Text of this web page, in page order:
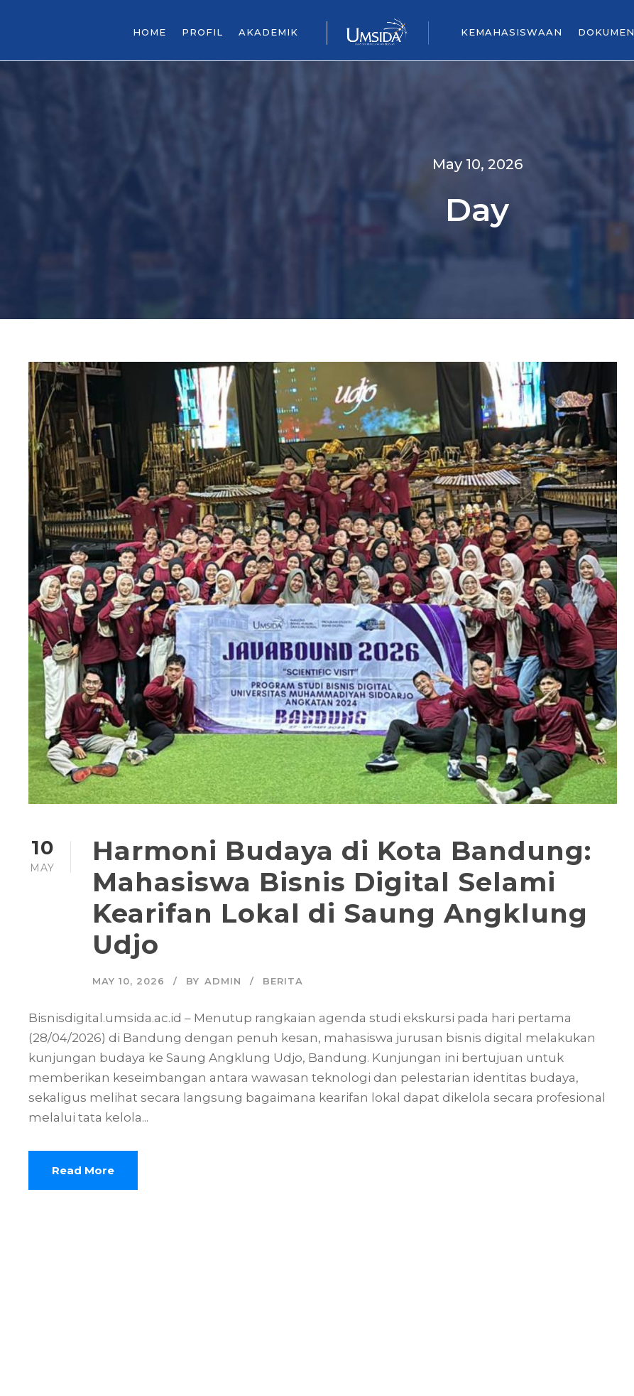
HOME PROFIL AKADEMIK KEMAHASISWAAN DOKUMEN
May 10, 2026
Day
10
MAY
Harmoni Budaya di Kota Bandung:
Mahasiswa Bisnis Digital Selami
Kearifan Lokal di Saung Angklung
Udjo
MAY 10, 2026 BY ADMIN BERITA
Bisnisdigital.umsida.ac.id – Menutup rangkaian agenda studi ekskursi pada hari pertama
(28/04/2026) di Bandung dengan penuh kesan, mahasiswa jurusan bisnis digital melakukan
kunjungan budaya ke Saung Angklung Udjo, Bandung. Kunjungan ini bertujuan untuk
memberikan keseimbangan antara wawasan teknologi dan pelestarian identitas budaya,
sekaligus melihat secara langsung bagaimana kearifan lokal dapat dikelola secara profesional
melalui tata kelola...
Read More